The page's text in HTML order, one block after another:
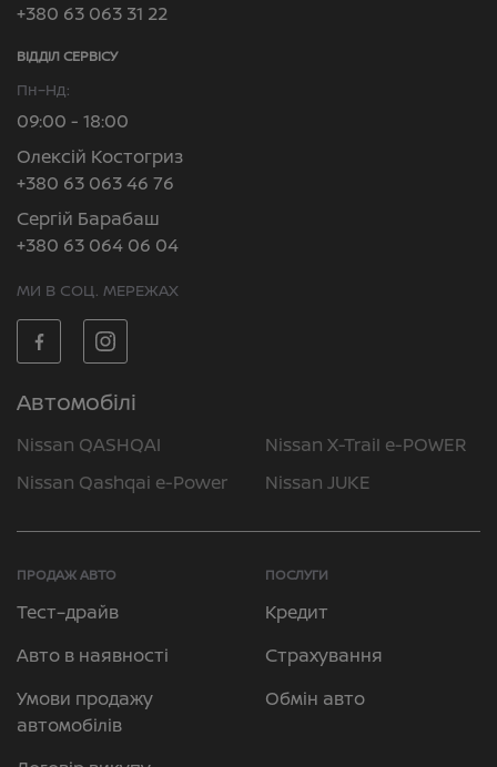
+380 63 063 31 22
ВІДДІЛ CЕРВІСУ
Пн–Нд:
09:00 - 18:00
Олексій Костогриз
+380 63 063 46 76
Сергій Барабаш
+380 63 064 06 04
МИ В СОЦ. МЕРЕЖАХ
Автомобілі
Nissan QASHQAI
Nissan X-Trail e-POWER
Nissan Qashqai e-Power
Nissan JUKE
ПРОДАЖ АВТО
Тест–драйв
Авто в наявності
Умови продажу
автомобілів
ПОСЛУГИ
Кредит
Страхування
Обмін авто